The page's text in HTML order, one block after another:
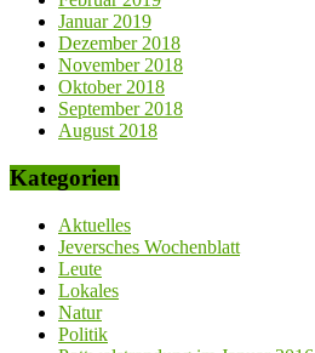
Januar 2019
Dezember 2018
November 2018
Oktober 2018
September 2018
August 2018
Kategorien
Aktuelles
Jeversches Wochenblatt
Leute
Lokales
Natur
Politik